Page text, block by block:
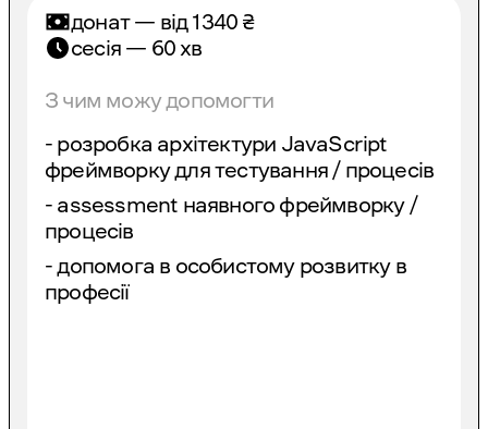
донат — від 1340 ₴
сесія — 60 хв
З чим можу допомогти
- розробка архітектури JavaScript
фреймворку для тестування / процесів
- assessment наявного фреймворку /
процесів
- допомога в особистому розвитку в
професії